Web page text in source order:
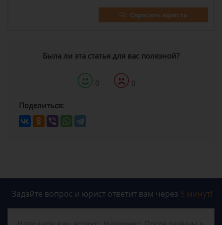
Спросить юриста
Была ли эта статья для вас полезной?
0 0
Поделиться:
Задайте вопрос и юрист ответит вам через 5 минут!